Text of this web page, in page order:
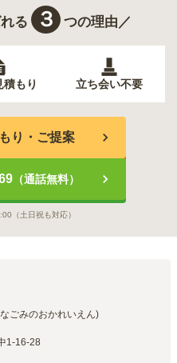
る ３ つの理由／
積もり 立ち会い不要
り・ご提案
（通話無料）
（土日祝も対応）
ごみのおかれいえん)
1-16-28